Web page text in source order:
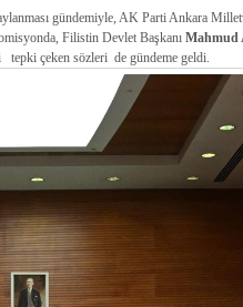
gündemiyle, AK Parti Ankara
Filistin Devlet Başkanı Mahmud
çeken sözleri de gündeme geldi.